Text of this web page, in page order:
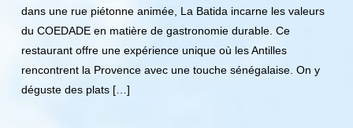
dans une rue piétonne animée, La Batida incarne les valeurs
du COEDADE en matière de gastronomie durable. Ce
restaurant offre une expérience unique où les Antilles
rencontrent la Provence avec une touche sénégalaise. On y
déguste des plats […]